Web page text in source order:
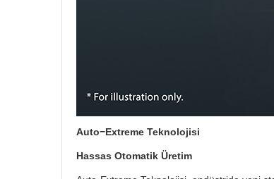
Auto−Extreme Teknolojisi
Hassas Otomatik Üretim